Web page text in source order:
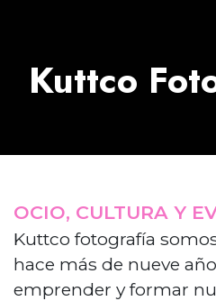
Kuttco
OCIO, CULTURA Y
Kuttco fotografía
hace más de nueve
emprender y formar